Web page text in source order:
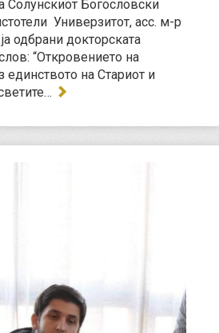
Солунскиот Богословски
Универзитот, асс. м-р
одбрани докторската
“Откровението на
единството на Стариот и